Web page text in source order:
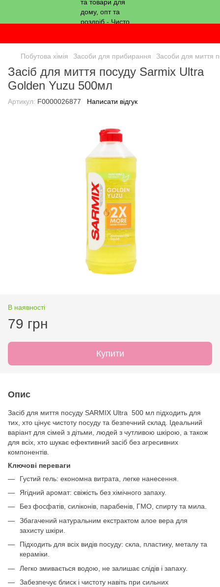
Побутова хімія Засоби для прибирання Засоби для миття
Засіб для миття посуду Sarmix Ultra
Golden Yuzu 500мл
Артикул: F0000026877 Написати відгук
В наявності
79 грн
Купити
Опис
Засіб для миття посуду SARMIX Ultra 500 мл підходить для
тих, хто цінує чистоту посуду та безпечний склад. Ідеальний
варіант для сімей з дітьми, людей з чутливою шкірою, а також
для всіх, хто шукає ефективний засіб без агресивних
компонентів.
Ключові переваги
Густий гель: економна витрата, легке нанесення.
Ягідний аромат: свіжість без хімічного запаху.
Без фосфатів, силіконів, парабенів, ГМО, спирту та мила.
Збагачений натуральним екстрактом алое вера для
захисту шкіри.
Підходить для всіх видів посуду: скла, пластику, металу та
кераміки.
Легко змивається водою, не залишає слідів і запаху.
Забезпечує блиск і чистоту навіть при сильних